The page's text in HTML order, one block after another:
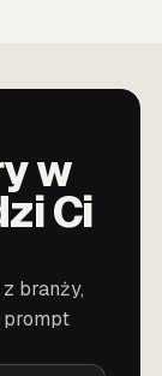
w
Ci
branży,
prompt